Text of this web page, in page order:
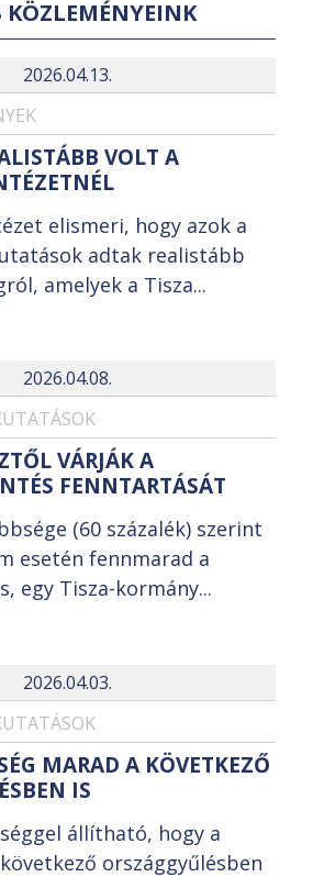
KÖZLEMÉNYEINK
2026.04.13.
VOLT A
elismeri, hogy azok a
adtak realistább
amelyek a Tisza...
2026.04.08.
VÁRJÁK A
FENNTARTÁSÁT
(60 százalék) szerint
esetén fennmarad a
egy Tisza-kormány...
2026.04.03.
MARAD A KÖVETKEZŐ
IS
állítható, hogy a
országgyűlésben